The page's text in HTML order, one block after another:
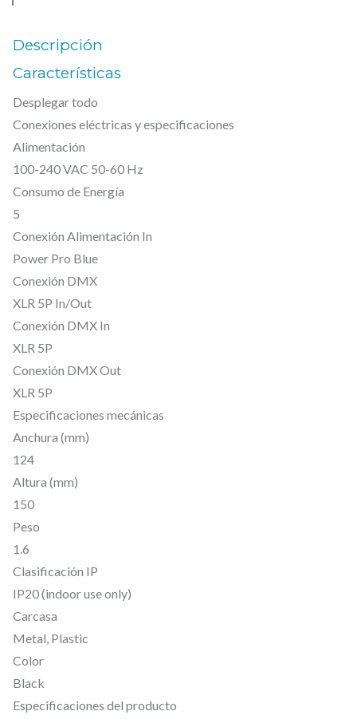
€
.
r
s
B
e
r
R
D
M
1
-
6
–
e
5
p
o
l
o
s
Descripción
Características
Desplegar todo
Conexiones eléctricas y especificaciones
Alimentación
100-240 VAC 50-60 Hz
Consumo de Energía
5
Conexión Alimentación In
Power Pro Blue
Conexión DMX
XLR 5P In/Out
Conexión DMX In
XLR 5P
Conexión DMX Out
XLR 5P
Especificaciones mecánicas
Anchura (mm)
124
Altura (mm)
150
Peso
1.6
Clasificación IP
IP20 (indoor use only)
Carcasa
Metal, Plastic
Color
Black
Especificaciones del producto